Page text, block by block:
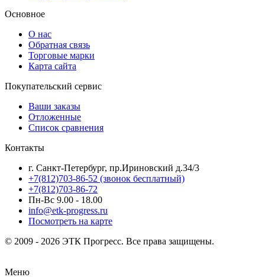
Основное
О нас
Обратная связь
Торговые марки
Карта сайта
Покупательский сервис
Ваши заказы
Отложенные
Список сравнения
Контакты
г. Санкт-Петербург, пр.Ириновский д.34/3
+7(812)703-86-52 (звонок бесплатный)
+7(812)703-86-72
Пн-Вс 9.00 - 18.00
info@etk-progress.ru
Посмотреть на карте
© 2009 - 2026 ЭТК Прогресс. Все права защищены.
Меню